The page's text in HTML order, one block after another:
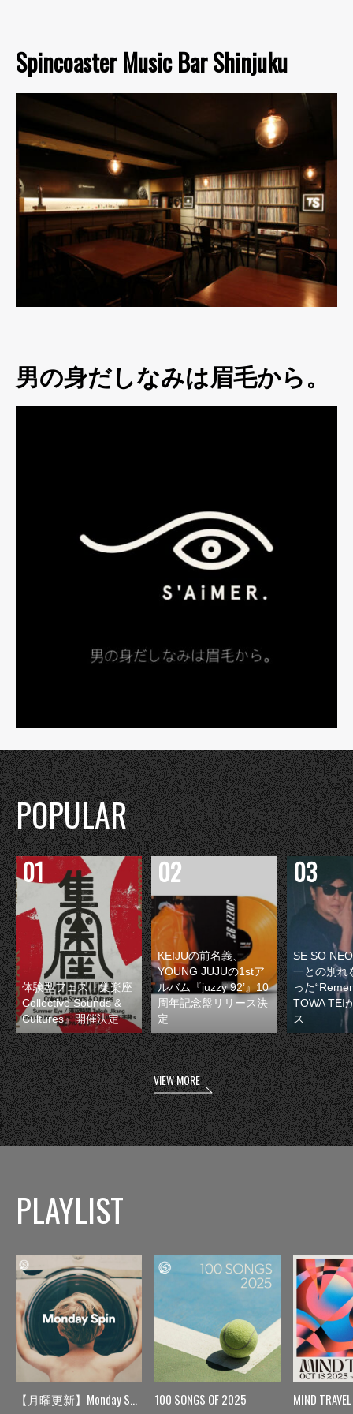
Spincoaster Music Bar Shinjuku
男の身だしなみは眉毛から。
POPULAR
体験型フェス『集楽座
Collective Sounds &
Cultures』開催決定
KEIJUの前名義、
YOUNG JUJUの1stア
ルバム『juzzy 92’』10
周年記念盤リリース決
定
SE SO
一との別れ
った
TOWA TEI
ス
VIEW MORE
PLAYLIST
【月曜更新】Monday Spin 100 SONGS OF 2025 MIND TRAVEL